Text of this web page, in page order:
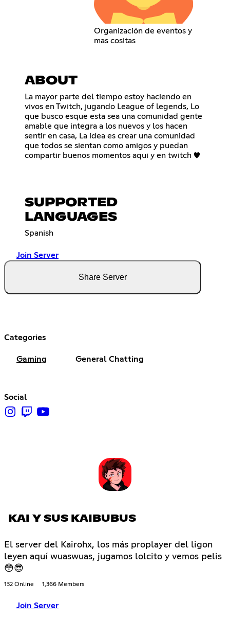
Organización de eventos y
mas cositas
ABOUT
La mayor parte del tiempo estoy haciendo en
vivos en Twitch, jugando League of legends, Lo
que busco esque esta sea una comunidad gente
amable que integra a los nuevos y los hacen
sentir en casa, La idea es crear una comunidad
que todos se sientan como amigos y puedan
compartir buenos momentos aqui y en twitch ♥
SUPPORTED
LANGUAGES
Spanish
Join Server
Share Server
Categories
Gaming General Chatting
Social
KAI Y SUS KAIBUBUS
El server del Kairohx, los más proplayer del ligon
leyen aquí wuaswuas, jugamos lolcito y vemos pelis
😳😎
132 Online 1,366 Members
Join Server